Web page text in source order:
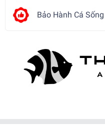
Bảo Hành Cá Sống